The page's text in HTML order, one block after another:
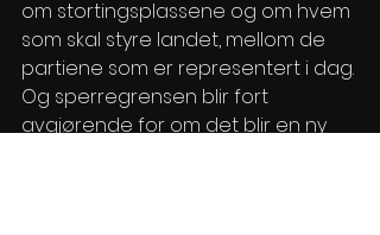
om stortingsplassene og om hvem
som skal styre landet, mellom de
partiene som er representert i dag.
Og sperregrensen blir fort
avgjørende for om det blir en ny